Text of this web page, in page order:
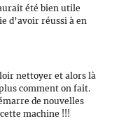
été bien utile
d’avoir réussi à en
nettoyer et alors là
comment on fait.
de nouvelles
machine !!!